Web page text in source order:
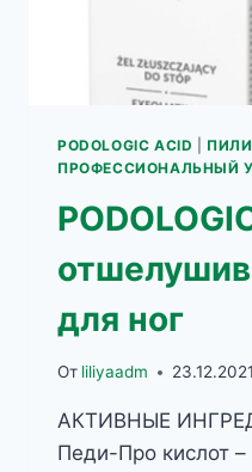
PODOLOGIC ACID
ПРОФЕССИОНАЛЬНЫЙ
для ног
От liliyaadm 23.12.2021
АКТИВНЫЕ
Педи-Про кислот